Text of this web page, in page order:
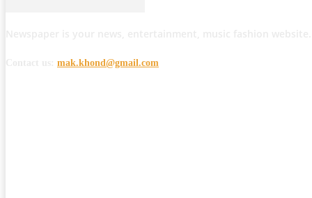
mak.khond@gmail.com